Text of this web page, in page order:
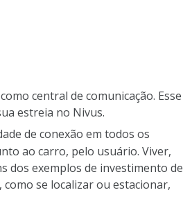
central de comunicação. Esse
estreia no Nivus.
de conexão em todos os
ao carro, pelo usuário. Viver,
dos exemplos de investimento de
se localizar ou estacionar,